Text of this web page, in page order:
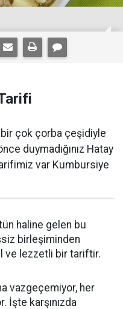
çok çorba çeşidiyle
duymadığınız Hatay
var Kumbursiye
haline gelen bu
birleşiminden
ve lezzetli bir tariftir.
vazgeçemiyor, her
İşte karşınızda